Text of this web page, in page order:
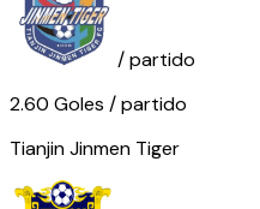
/ partido
2.60 Goles / partido
Tianjin Jinmen Tiger